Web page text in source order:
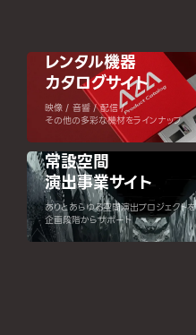
レンタル機器
カタログサイト
映像 / 音響 / 配信 /
その他の多彩な機材をラインナップ
常設空間
演出事業サイト
ありとあらゆる空間演出プロジェクトを
企画段階からサポート